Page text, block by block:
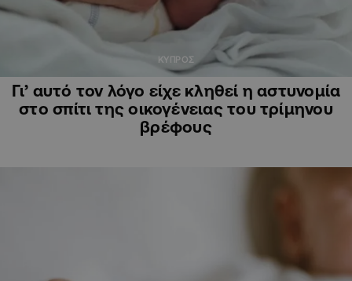
ΚΥΠΡΟΣ
Γι’ αυτό τον λόγο είχε κληθεί η αστυνομία
στο σπίτι της οικογένειας του τρίμηνου
βρέφους